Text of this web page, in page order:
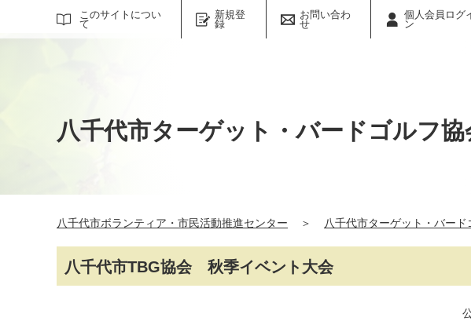
このサイトについ
て
新規登
録
お問い合わ
せ
個人会員ログ
ン
サイト内検索
八千代市ターゲット・バードゴルフ協
八千代市ボランティア・市民活動推進センター ＞ 八千代市ターゲット・バード
八千代市TBG協会 秋季イベント大会